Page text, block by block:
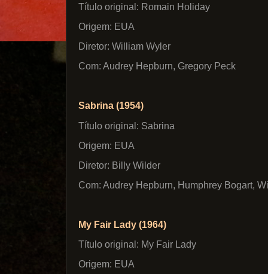
Título original: Romain Holiday
Origem: EUA
Diretor: William Wyler
Com: Audrey Hepburn, Gregory Peck
Sabrina (1954)
Título original: Sabrina
Origem: EUA
Diretor: Billy Wilder
Com: Audrey Hepburn, Humphrey Bogart,
My Fair Lady (1964)
Título original: My Fair Lady
Origem: EUA